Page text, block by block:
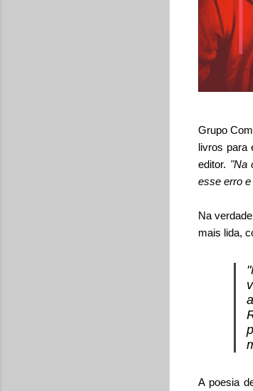
Grupo
livros para
editor. "Na
esse erro
Na
mais lida,
A poesia